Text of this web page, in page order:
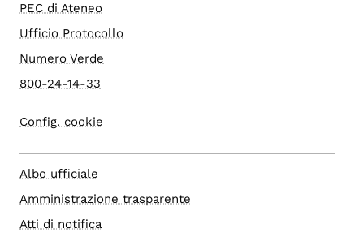
PEC di Ateneo
Ufficio Protocollo
Numero Verde
800-24-14-33
Config. cookie
Albo ufficiale
Amministrazione trasparente
Atti di notifica